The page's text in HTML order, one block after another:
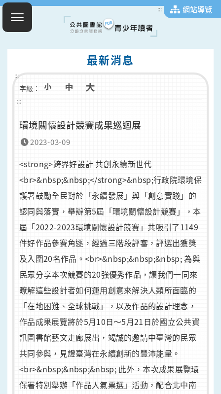
::: 網站導覽
最新消息
:::
字級：
:::
環境關懷設計競賽成果巡迴展
2023-03-09
<strong>跨界好設計 共創永續新世代
<br>&nbsp;&nbsp;</strong>&nbsp;行政院環境保
護署鼓勵全民對於「永續發展」與「創意實踐」的
認同與落實，舉辦第5屆「環境關懷設計競賽」，本
屆「2022-2023環境關懷設計競賽」共吸引了1149
件好作品參賽角逐，經過三階段評審，評選出獲獎
及入圍20名作品。<br>&nbsp;&nbsp;&nbsp; 為與
民眾分享本次競賽的20強優秀作品，讓我們一同來
瞭解這些設計者如何運用創意來解決人類所面臨的
「在地困難、全球挑戰」，以及作品的設計理念，
作品成果展覽將於5月10日〜5月21日於國立公共資
訊圖書館藝文走廊展出，竭誠的邀請中臺灣的民眾
共同參與，見證臺灣在永續創新的豐沛能量。
<br>&nbsp;&nbsp;&nbsp; 此外，本次成果展覽環
保署特別舉辦「作品人氣票選」活動，配合北中南